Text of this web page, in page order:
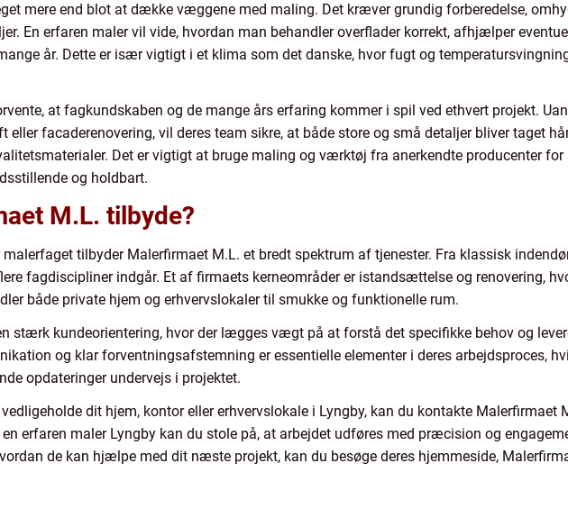
mere end blot at dække væggene med maling. Det kræver grundig forberedelse,
En erfaren maler vil vide, hvordan man behandler overflader korrekt, afhjælper
år. Dette er især vigtigt i et klima som det danske, hvor fugt og
at fagkundskaben og de mange års erfaring kommer i spil ved ethvert projekt.
facaderenovering, vil deres team sikre, at både store og små detaljer bliver taget
Det er vigtigt at bruge maling og værktøj fra anerkendte producenter for
og holdbart.
M.L. tilbyde?
tilbyder Malerfirmaet M.L. et bredt spektrum af tjenester. Fra klassisk
fagdiscipliner indgår. Et af firmaets kerneområder er istandsættelse og renovering,
både private hjem og erhvervslokaler til smukke og funktionelle rum.
stærk kundeorientering, hvor der lægges vægt på at forstå det specifikke behov og
og klar forventningsafstemning er essentielle elementer i deres arbejdsproces,
opdateringer undervejs i projektet.
dit hjem, kontor eller erhvervslokale i Lyngby, kan du kontakte Malerfirmaet
erfaren maler Lyngby kan du stole på, at arbejdet udføres med præcision og
de kan hjælpe med dit næste projekt, kan du besøge deres hjemmeside,